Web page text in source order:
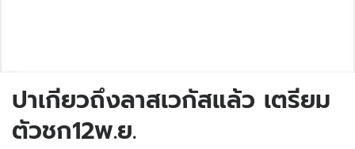
ปาเกียวถึงลาสเวกัสแล้ว เตรียม
ตัวชก12พ.ย.